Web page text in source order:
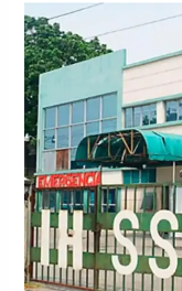
IHSS
presenta
denuncia
ante
el
MP
por
planilla
irregular
de
empleados